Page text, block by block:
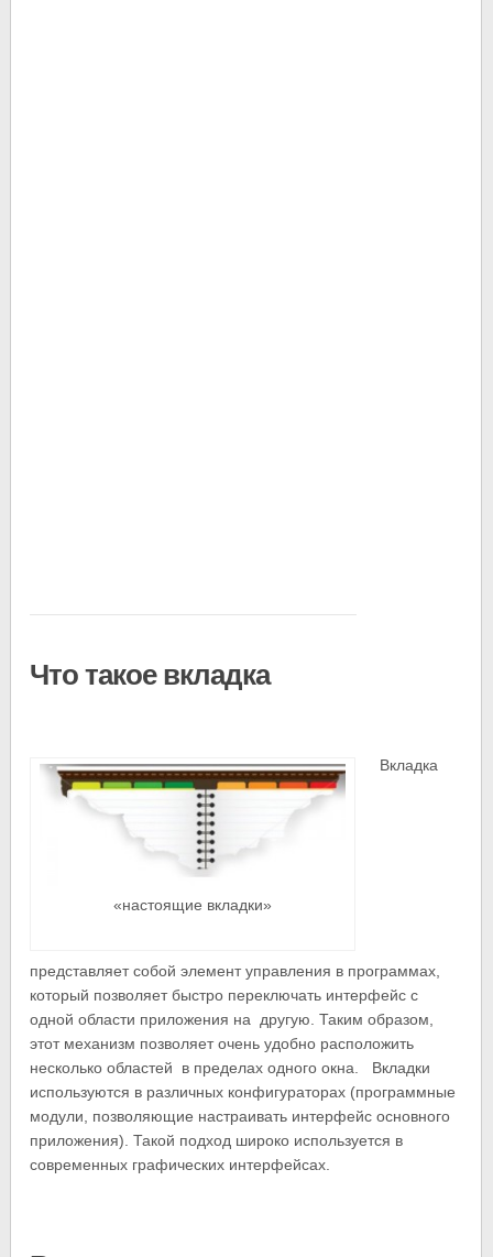
Что такое вкладка
«настоящие вкладки»
Вкладка
представляет собой элемент управления в программах,
который позволяет быстро переключать интерфейс с
одной области приложения на другую. Таким образом,
этот механизм позволяет очень удобно расположить
несколько областей в пределах одного окна. Вкладки
используются в различных конфигураторах (программные
модули, позволяющие настраивать интерфейс основного
приложения). Такой подход широко используется в
современных графических интерфейсах.